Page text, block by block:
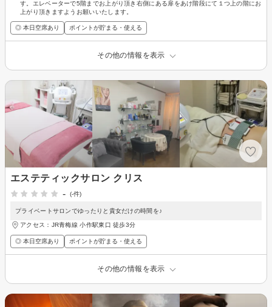
す。エレベーターで5階までお上がり頂き右側にある扉をあけ階段にて１つ上の階にお
上がり頂きますようお願いいたします。
◎ 本日空席あり ポイントが貯まる・使える
その他の情報を表示
エステティックサロン クリス
-
(-件)
プライベートサロンでゆったりと貴女だけの時間を♪
アクセス：JR青梅線 小作駅東口 徒歩3分
◎ 本日空席あり ポイントが貯まる・使える
その他の情報を表示